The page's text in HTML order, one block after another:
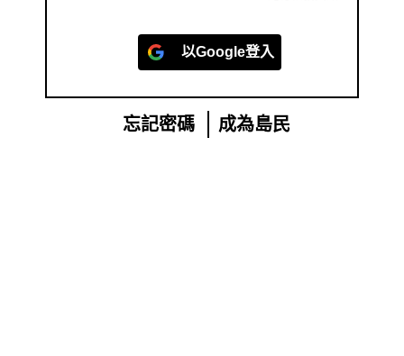
以Google登入
忘記密碼 成為島民